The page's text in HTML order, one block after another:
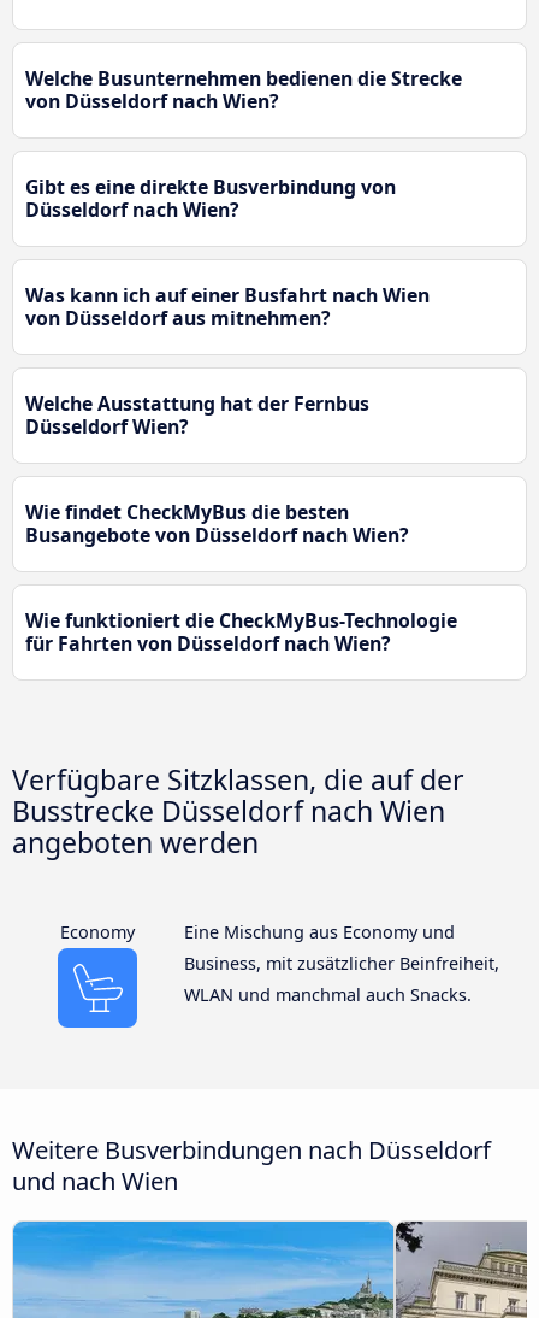
Welche Busunternehmen bedienen die Strecke
von Düsseldorf nach Wien?
Gibt es eine direkte Busverbindung von
Düsseldorf nach Wien?
Was kann ich auf einer Busfahrt nach Wien
von Düsseldorf aus mitnehmen?
Welche Ausstattung hat der Fernbus
Düsseldorf Wien?
Wie findet CheckMyBus die besten
Busangebote von Düsseldorf nach Wien?
Wie funktioniert die CheckMyBus-Technologie
für Fahrten von Düsseldorf nach Wien?
Verfügbare Sitzklassen, die auf der
Busstrecke Düsseldorf nach Wien
angeboten werden
Economy
Eine Mischung aus Economy und
Business, mit zusätzlicher Beinfreiheit,
WLAN und manchmal auch Snacks.
Weitere Busverbindungen nach Düsseldorf
und nach Wien